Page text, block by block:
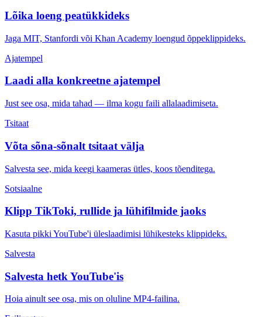
Lõika loeng peatükkideks
Jaga MIT, Stanfordi või Khan Academy loengud õppeklippideks.
Ajatempel
Laadi alla konkreetne ajatempel
Just see osa, mida tahad — ilma kogu faili allalaadimiseta.
Tsitaat
Võta sõna-sõnalt tsitaat välja
Salvesta see, mida keegi kaameras ütles, koos tõenditega.
Sotsiaalne
Klipp TikToki, rullide ja lühifilmide jaoks
Kasuta pikki YouTube'i üleslaadimisi lühikesteks klippideks.
Salvesta
Salvesta hetk YouTube'is
Hoia ainult see osa, mis on oluline MP4-failina.